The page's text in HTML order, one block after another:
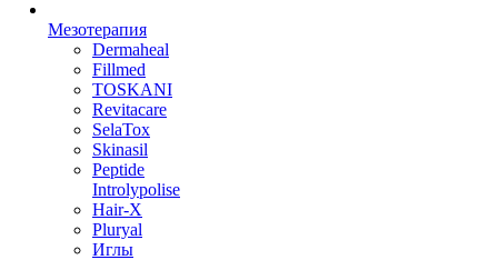
Мезотерапия
Dermaheal
Fillmed
TOSKANI
Revitacare
SelaTox
Skinasil
Peptide
Introlypolise
Hair-X
Pluryal
Иглы